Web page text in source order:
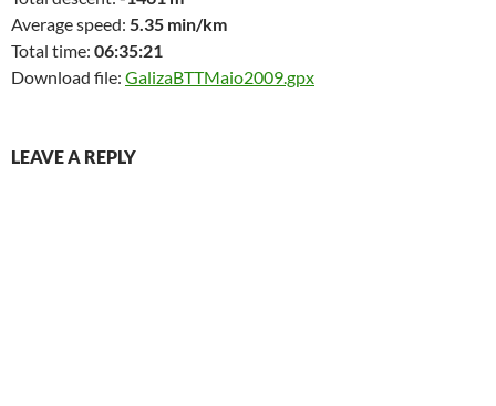
Average speed: 5.35 min/km
Total time: 06:35:21
Download file: GalizaBTTMaio2009.gpx
LEAVE A REPLY